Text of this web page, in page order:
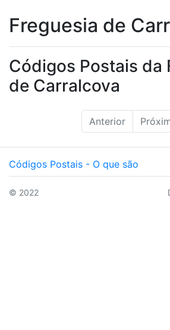
Freguesia de
Códigos Postais da
de Carralcova
Anterior
Códigos Postais - O que são
© 2022